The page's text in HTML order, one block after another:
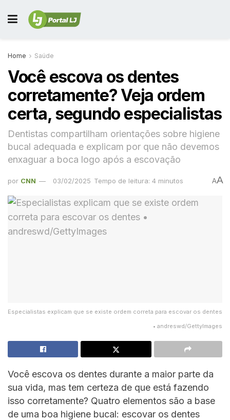
Home Saúde
Você escova os dentes
corretamente? Veja ordem
certa, segundo especialistas
Dentistas compartilham orientações sobre higiene
bucal adequada e explicam por que não devemos
enxaguar a boca logo após a escovação
por CNN 03/02/2025 Tempo de leitura: 4 minutos AA
Especialistas explicam que se existe ordem correta para escovar os dentes
• andreswd/GettyImages
Você escova os dentes durante a maior parte da
sua vida, mas tem certeza de que está fazendo
isso corretamente? Quatro elementos são a base
de uma boa higiene bucal: escovar os dentes